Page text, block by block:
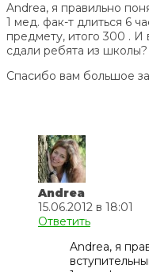
Andrea, я правильно
1 мед. фак-т длиться 6
предмету, итого 300 . И
сдали ребята из школы?
Спасибо вам большое
Andrea
15.06.2012 в 18:01
Ответить
Andrea, я